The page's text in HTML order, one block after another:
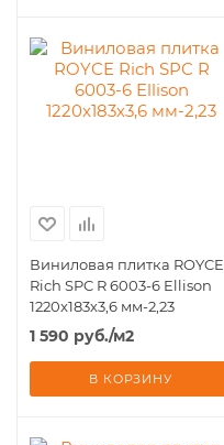
Виниловая плитка ROYCE
Rich SPC R 6003-6 Ellison
1220x183х3,6 мм-2,23
1 590 руб./м2
В КОРЗИНУ